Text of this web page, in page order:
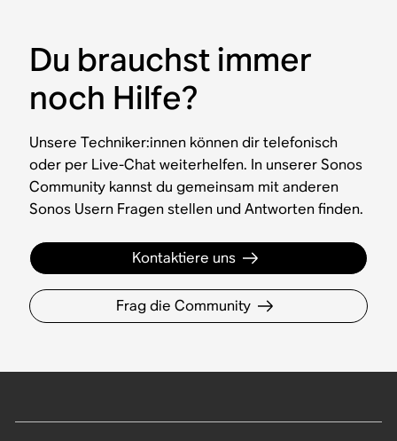
Du brauchst immer
noch Hilfe?
Unsere Techniker:innen können dir telefonisch
oder per Live-Chat weiterhelfen. In unserer Sonos
Community kannst du gemeinsam mit anderen
Sonos Usern Fragen stellen und Antworten finden.
Kontaktiere uns
Frag die Community